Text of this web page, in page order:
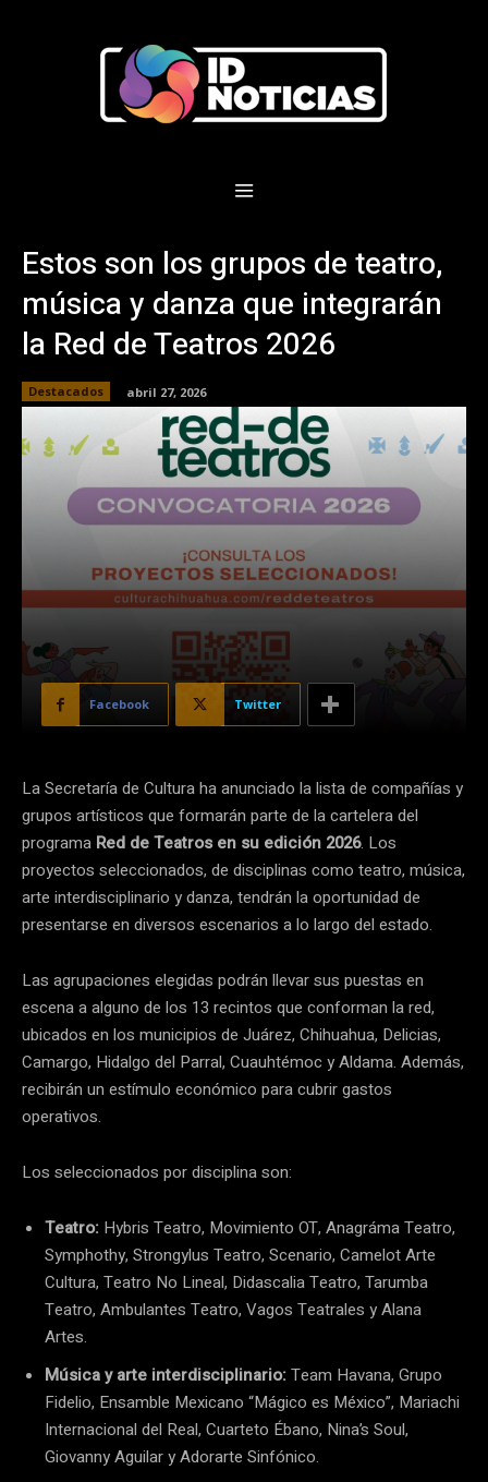
Estos son los grupos de teatro,
música y danza que integrarán
la Red de Teatros 2026
Destacados abril 27, 2026
Facebook Twitter
La Secretaría de Cultura ha anunciado la lista de compañías y
grupos artísticos que formarán parte de la cartelera del
programa Red de Teatros en su edición 2026. Los
proyectos seleccionados, de disciplinas como teatro, música,
arte interdisciplinario y danza, tendrán la oportunidad de
presentarse en diversos escenarios a lo largo del estado.
Las agrupaciones elegidas podrán llevar sus puestas en
escena a alguno de los 13 recintos que conforman la red,
ubicados en los municipios de Juárez, Chihuahua, Delicias,
Camargo, Hidalgo del Parral, Cuauhtémoc y Aldama. Además,
recibirán un estímulo económico para cubrir gastos
operativos.
Los seleccionados por disciplina son:
Teatro: Hybris Teatro, Movimiento OT, Anagráma Teatro,
Symphothy, Strongylus Teatro, Scenario, Camelot Arte
Cultura, Teatro No Lineal, Didascalia Teatro, Tarumba
Teatro, Ambulantes Teatro, Vagos Teatrales y Alana
Artes.
Música y arte interdisciplinario:Team Havana, Grupo
Fidelio, Ensamble Mexicano “Mágico es México”, Mariachi
Internacional del Real, Cuarteto Ébano, Nina’s Soul,
Giovanny Aguilar y Adorarte Sinfónico.